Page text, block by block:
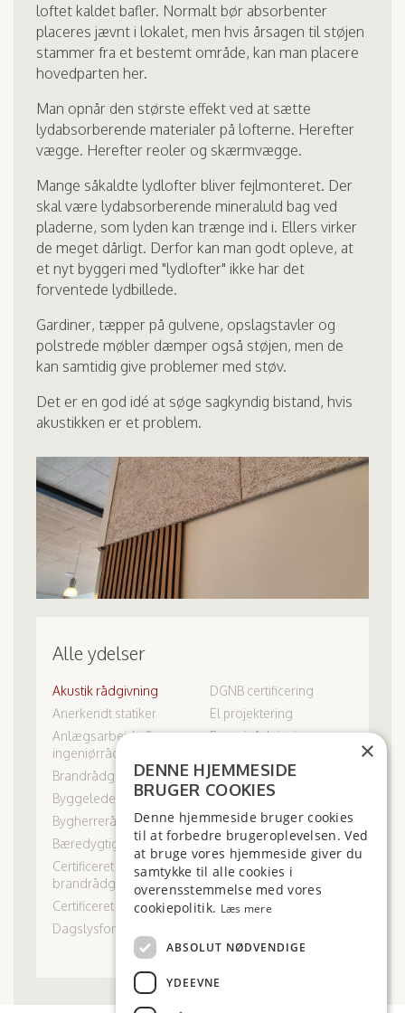
loftet kaldet bafler. Normalt bør absorbenter
placeres jævnt i lokalet, men hvis årsagen til støjen
stammer fra et bestemt område, kan man placere
hovedparten her.
Man opnår den største effekt ved at sætte
lydabsorberende materialer på lofterne. Herefter
vægge. Herefter reoler og skærmvægge.
Mange såkaldte lydlofter bliver fejlmonteret. Der
skal være lydabsorberende mineraluld bag ved
pladerne, som lyden kan trænge ind i. Ellers virker
de meget dårligt. Derfor kan man godt opleve, at
et nyt byggeri med "lydlofter" ikke har det
forventede lydbillede.
Gardiner, tæpper på gulvene, opslagstavler og
polstrede møbler dæmper også støjen, men de
kan samtidig give problemer med støv.
Det er en god idé at søge sagkyndig bistand, hvis
akustikken er et problem.
Alle ydelser
Akustik rådgivning
Anerkendt statiker
Anlægsarbejde &
ingeniørrådgivning
Brandrådgivning
Byggeledelse
Bygherrerådgivning
Bæredygtighed
Certificeret
brandrådgiver
Certificeret statiker
Dagslysforhold
DGNB certificering
El projektering
Energi rådgivning
Indeklima
Projektgranskning
Regnvandshåndtering
Sikkerhed og sundhed
Svanemærket byggeri
Syns- og skønsmænd
×
DENNE HJEMMESIDE
BRUGER COOKIES
Denne hjemmeside bruger cookies
til at forbedre brugeroplevelsen. Ved
at bruge vores hjemmeside giver du
samtykke til alle cookies i
overensstemmelse med vores
cookiepolitik. Læs mere
ABSOLUT NØDVENDIGE
YDEEVNE